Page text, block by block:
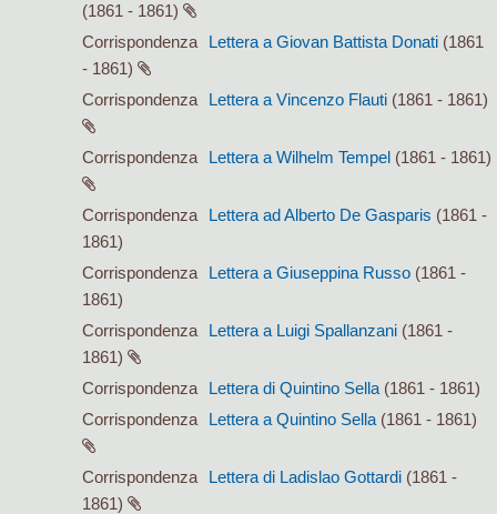
(1861 - 1861)
Corrispondenza
Lettera a Giovan Battista Donati (1861
- 1861)
Corrispondenza
Lettera a Vincenzo Flauti (1861 - 1861)
Corrispondenza Lettera a Wilhelm Tempel (1861 - 1861)
Corrispondenza Lettera ad Alberto De Gasparis (1861 -
1861)
Corrispondenza
Lettera a Giuseppina Russo (1861 -
1861)
Corrispondenza
Lettera a Luigi Spallanzani (1861 -
1861)
Corrispondenza
Lettera di Quintino Sella (1861 - 1861)
Corrispondenza
Lettera a Quintino Sella (1861 - 1861)
Corrispondenza Lettera di Ladislao Gottardi (1861 -
1861)